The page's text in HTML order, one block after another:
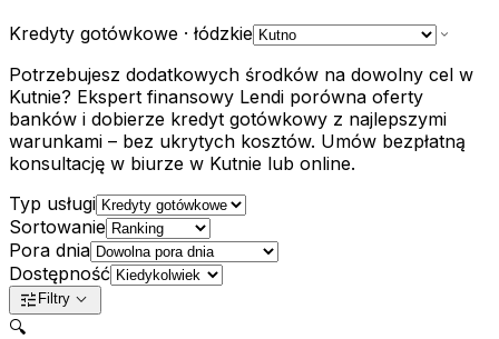
Kredyty gotówkowe · łódzkie expand_more
Potrzebujesz dodatkowych środków na dowolny cel w
Kutnie? Ekspert finansowy Lendi porówna oferty
banków i dobierze kredyt gotówkowy z najlepszymi
warunkami – bez ukrytych kosztów. Umów bezpłatną
konsultację w biurze w Kutnie lub online.
Typ usługi
Sortowanie
Pora dnia
Dostępność
tune Filtry expand_more
🔍